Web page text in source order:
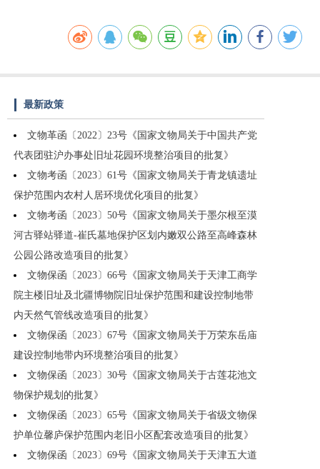
最新政策
文物革函〔2022〕23号《国家文物局关于中国共产党
代表团驻沪办事处旧址花园环境整治项目的批复》
文物考函〔2023〕61号《国家文物局关于青龙镇遗址
保护范围内农村人居环境优化项目的批复》
文物考函〔2023〕50号《国家文物局关于墨尔根至漠
河古驿站驿道-崔氏墓地保护区划内嫩双公路至高峰森林
公园公路改造项目的批复》
文物保函〔2023〕66号《国家文物局关于天津工商学
院主楼旧址及北疆博物院旧址保护范围和建设控制地带
内天然气管线改造项目的批复》
文物保函〔2023〕67号《国家文物局关于万荣东岳庙
建设控制地带内环境整治项目的批复》
文物保函〔2023〕30号《国家文物局关于古莲花池文
物保护规划的批复》
文物保函〔2023〕65号《国家文物局关于省级文物保
护单位馨庐保护范围内老旧小区配套改造项目的批复》
文物保函〔2023〕69号《国家文物局关于天津五大道